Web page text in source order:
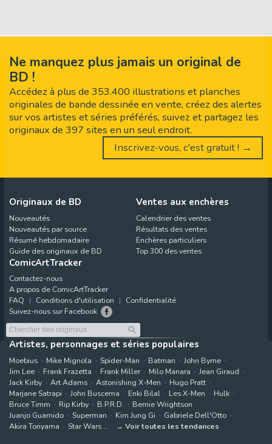
Ne manquez plus jamais un original de
BD !
Accédez à plus de 353.400 illustrations et planches
originales de bande dessinée en vente, créez des alertes
sur vos artistes et séries préférés, suivez et partagez les
originaux de 397 sites en un seul endroit.
Inscrivez-vous, c'est gratuit ! →
Originaux de BD
Nouveautés
Nouveautés par source
Résumé hebdomadaire
Guide des originaux de BD
Ventes aux enchères
Calendrier des ventes
Résultats des ventes
Enchères particuliers
Top 300 des ventes
ComicArtTracker
Contactez-nous
A propos de ComicArtTracker
FAQ
Conditions d'utilisation
Confidentialité
Suivez-nous sur Facebook
Artistes, personnages et séries populaires
Moebius Mike Mignola Spider-Man Batman
John Byrne
Jim Lee
Frank Frazetta Frank Miller Milo Manara
Jean Giraud
Jack Kirby
Art Adams Astonishing X-Men
Hugo Pratt
Marjane Satrapi
John Buscema Enki Bilal Les X-Men
Hulk
Bruce Timm
Rip Kirby B.P.R.D.
Bernie Wrightson
Juanjo Guarnido
Superman Kim Jung Gi
Gabriele Dell'Otto
Akira Toriyama
Star Wars Voir toutes les tendances